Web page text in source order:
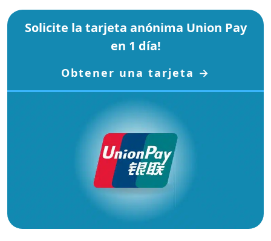
Solicite la tarjeta anónima Union Pay
en 1 día!
Obtener una tarjeta →